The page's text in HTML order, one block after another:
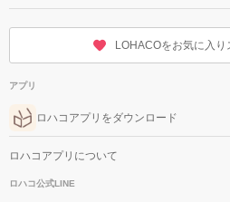
LOHACOをお気に入
アプリ
ロハコアプリをダウンロード
ロハコアプリについて
ロハコ公式LINE